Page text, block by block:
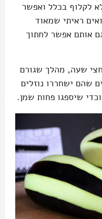
לקלוף בכלל ואפשר
ראיתי שמאוד
אותם אפשר לחתוך
שעה, מהלך שגורם
שהם ישחררו נוזלים
שיספגו פחות שמן.